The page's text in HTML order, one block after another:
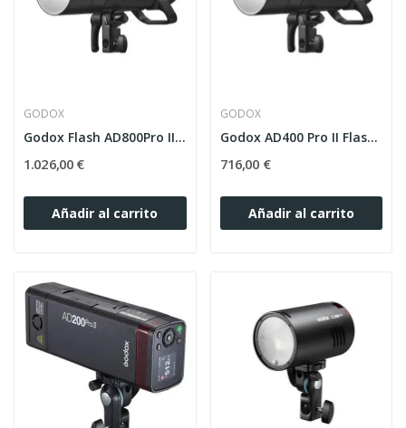
GODOX
Godox Flash AD800Pro II Flash de Exterior Pro
1.026,00 €
Añadir al carrito
GODOX
Godox AD400 Pro II Flash Exterior Profesional 400w
716,00 €
Añadir al carrito